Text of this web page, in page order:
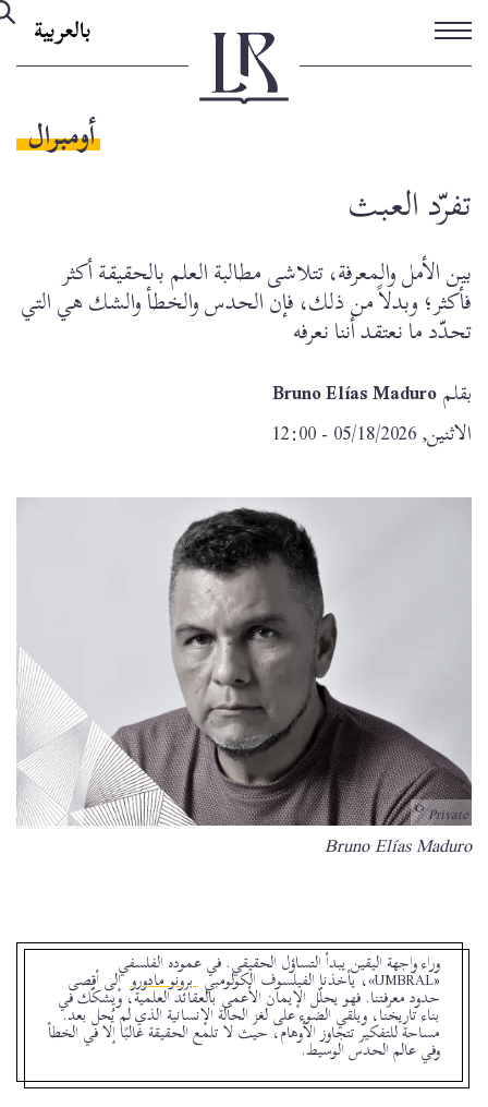
تجاوز
إلى
المحتوى
بالعربية
أومبرال
تفرّد العبث
بين الأمل والمعرفة، تتلاشى مطالبة العلم بالحقيقة أكثر
فأكثر؛ وبدلاً من ذلك، فإن الحدس والخطأ والشك هي التي
تحدّد ما نعتقد أننا نعرفه
بقلمBruno Elías Maduro
الاثنين, 05/18/2026 - 12:00
Private
Bildunterschrift
Bruno Elías Maduro
وراء واجهة اليقين يبدأ التساؤل الحقيقي. في عموده الفلسفي
«UMBRAL»، يأخذنا الفيلسوف الكولومبي برونو مادوروإلى أقصى
حدود معرفتنا. فهو يحلّل الإيمان الأعمى بالعقائد العلمية، ويشكّك في
بناء تاريخنا، ويلقي الضوء على لغز الحالة الإنسانية الذي لم يُحل بعد.
مساحة للتفكير تتجاوز الأوهام، حيث لا تلمع الحقيقة غالبًا إلا في الخطأ
وفي عالم الحدس الوسيط.